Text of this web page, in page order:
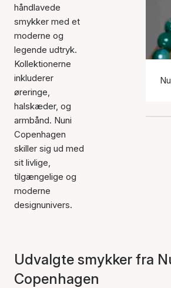
håndlavede
smykker med et
moderne og
legende udtryk.
Kollektionerne
inkluderer
øreringe,
halskæder, og
armbånd. Nuni
Copenhagen
skiller sig ud med
sit livlige,
tilgængelige og
moderne
designunivers.
Udvalgte smykker fra
Copenhagen